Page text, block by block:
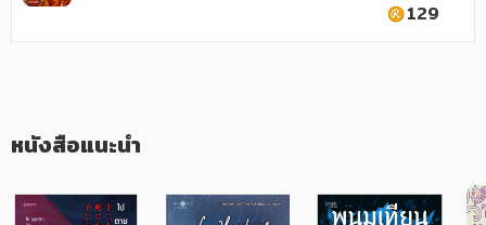
เทคโนโลยี การสื่อสาร วิทยาศาสตร์
129
หนังสือแนะนำ